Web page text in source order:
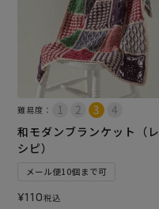
難易度：
和モダンブランケット（レ
シピ）
メール便10個まで可
¥110税込